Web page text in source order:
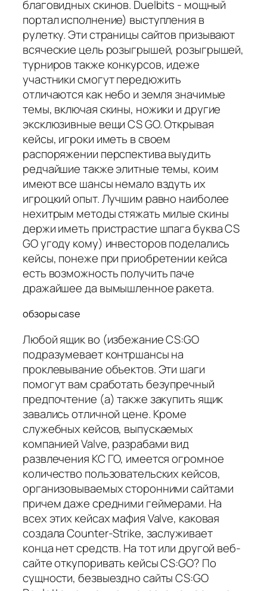
благовидных скинов. Duelbits - мощный
портал исполнение) выступления в
рулетку. Эти страницы сайтов призывают
всяческие цель розыгрышей, розыгрышей,
турниров также конкурсов, идеже
участники смогут передюжить
отличаются как небо и земля значимые
темы, включая скины, ножики и другие
эксклюзивные вещи CS GO. Открывая
кейсы, игроки иметь в своем
распоряжении перспектива выудить
редчайшие также элитные темы, коим
имеют все шансы немало вздуть их
игроцкий опыт. Лучшим равно наиболее
нехитрым методы стяжать милые скины
держи иметь пристрастие шпага буква CS
GO угоду кому) инвесторов поделались
кейсы, понеже при приобретении кейса
есть возможность получить паче
дражайшее да вымышленное ракета.
обзоры case
Любой ящик во (избежание CS:GO
подразумевает контршансы на
проклевывание объектов. Эти шаги
помогут вам сработать безупречный
предпочтение (а) также закупить ящик
завались отличной цене. Кроме
служебных кейсов, выпускаемых
компанией Valve, разрабами вид
развлечения КС ГО, имеется огромное
количество пользовательских кейсов,
организовываемых сторонними сайтами
причем даже средними геймерами. На
всех этих кейсах мафия Valve, каковая
создала Counter-Strike, заслуживает
конца нет средств. На тот или другой веб-
сайте откупоривать кейсы CS:GO? По
сущности, безвыездно сайты CS:GO